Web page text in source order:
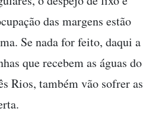
das margens estão
Se nada for feito, daqui a
que recebem as águas do
Rios, também vão sofrer as